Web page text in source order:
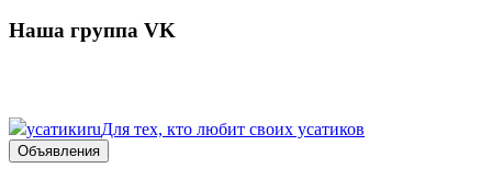
Наша группа VK
усатикиruДля тех, кто любит своих усатиков
Объявления